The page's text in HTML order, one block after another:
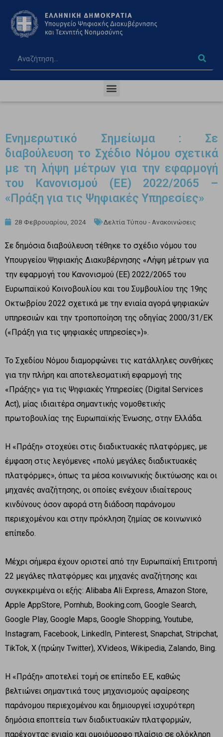
Ενημερωτικό Σημείωμα : Σε
διαβούλευση το Σχέδιο Νόμου σχετικά
με τη λήψη μέτρων για την εφαρμογή
του Κανονισμού (ΕΕ) 2022/2065 –
«Πράξη για τις Ψηφιακές Υπηρεσίες»
28 Φεβρουαρίου, 2024 Δελτία Τύπου - Ανακοινώσεις
Σε δημόσια διαβούλευση τέθηκε το σχέδιο νόμου του
Υπουργείου Ψηφιακής Διακυβέρνησης «Λήψη μέτρων για
την εφαρμογή του Κανονισμού (ΕΕ) 2022/2065 του
Ευρωπαϊκού Κοινοβουλίου και του Συμβουλίου της 19ης
Οκτωβρίου 2022 σχετικά με την ενιαία αγορά ψηφιακών
υπηρεσιών και την τροποποίηση της οδηγίας 2000/31/ΕΚ
(«Πράξη για τις ψηφιακές υπηρεσίες»)».
Το Σχεδίου Νόμου διαμορφώνει τις κατάλληλες συνθήκες
για την πλήρη και αποτελεσματική εφαρμογή της
«Πράξης» για τις Ψηφιακές Υπηρεσίες (Digital Services
Act), μίας ιδιαιτέρα σημαντικής νομοθετικής
πρωτοβουλίας της Ευρωπαϊκής Ένωσης, στην Ελλάδα.
Η «Πράξη» στοχεύει στις διαδικτυακές πλατφόρμες, με
έμφαση στις λεγόμενες «πολύ μεγάλες διαδικτυακές
πλατφόρμες», όπως τα μέσα κοινωνικής δικτύωσης και οι
μηχανές αναζήτησης, οι οποίες ενέχουν ιδιαίτερους
κινδύνους όσον αφορά στη διάδοση παράνομου
περιεχομένου και στην πρόκληση ζημίας σε κοινωνικό
επίπεδο.
Μέχρι σήμερα έχουν οριστεί από την Ευρωπαϊκή Επιτροπή
22 μεγάλες πλατφόρμες και μηχανές αναζήτησης και
συγκεκριμένα οι εξής: Alibaba Ali Express, Amazon Store,
Apple AppStore, Pornhub, Booking.com, Google Search,
Google Play, Google Maps, Google Shopping, Youtube,
Instagram, Facebook, LinkedIn, Pinterest, Snapchat, Stripchat,
TikTok, X (πρώην Twitter), XVideos, Wikipedia, Zalando, Bing.
Η «Πράξη» αποτελεί τομή σε επίπεδο Ε.Ε, καθώς
βελτιώνει σημαντικά τους μηχανισμούς αφαίρεσης
παράνομου περιεχομένου και δημιουργεί ισχυρότερη
δημόσια εποπτεία των διαδικτυακών πλατφορμών,
παρέχοντας ενιαίο και ομοιόμορφο πλαίσιο σε ολόκληρη